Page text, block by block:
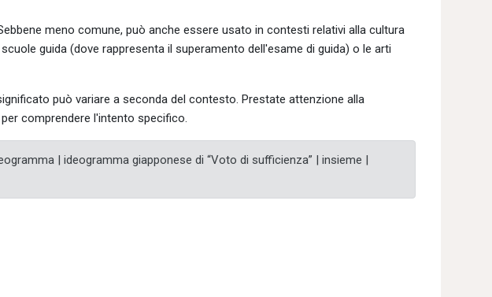
meno comune, può anche essere usato in contesti relativi alla cultura
guida (dove rappresenta il superamento dell'esame di guida) o le arti
può variare a seconda del contesto. Prestate attenzione alla
comprendere l'intento specifico.
| ideogramma giapponese di “Voto di sufficienza” | insieme |